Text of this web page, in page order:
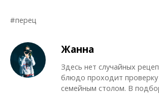
перец
Жанна
Здесь нет случайных
блюдо проходит проверку
семейным столом. В